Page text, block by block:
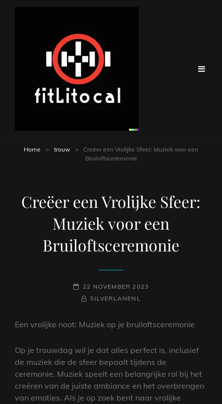
Home > trouw >
Creëer een Vrolijke Sfeer: Muziek voor een
Bruiloftsceremonie
Creëer een Vrolijke Sfeer:
Muziek voor een
Bruiloftsceremonie
GEPLAATST
OP
22 NOVEMBER 2023
NAAMREGEL
BYLINE
SILVERLANENL
Een vrolijke noot: Muziek op je bruiloftsceremonie
Op je trouwdag wil je dat alles perfect is, inclusief
de muziek die de sfeer bepaalt tijdens de
ceremonie. Muziek speelt een belangrijke rol bij het
creëren van de juiste ambiance en het overbrengen
van emoties. Als je op zoek bent naar vrolijke